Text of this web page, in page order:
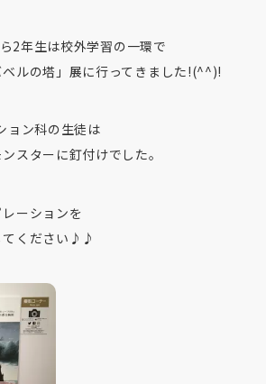
2年生は校外学習の一環で
ルの塔」展に行ってきました!(^^)!
ョン科の生徒は
スターに釘付けでした。
ーションを
てください♪♪